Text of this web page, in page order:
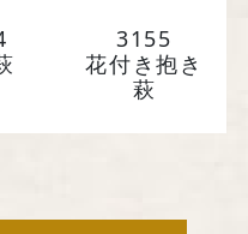
水町75
221-4759
3155
花付き抱き
萩